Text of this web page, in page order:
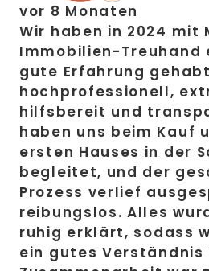
vor 8 Monaten
Wir haben in 2024 mit
Immobilien-Treuhand
gute Erfahrung
hochprofessionell,
hilfsbereit und
haben uns beim Kauf
ersten Hauses in der
begleitet, und der
Prozess verlief
reibungslos. Alles
ruhig erklärt, sodass
ein gutes Verständnis